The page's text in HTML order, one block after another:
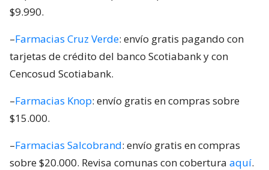
$9.990.
–Farmacias Cruz Verde: envío gratis pagando con
tarjetas de crédito del banco Scotiabank y con
Cencosud Scotiabank.
–Farmacias Knop: envío gratis en compras sobre
$15.000.
–Farmacias Salcobrand: envío gratis en compras
sobre $20.000. Revisa comunas con cobertura aquí.